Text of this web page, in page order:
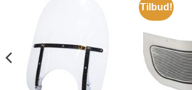
Tilbud!